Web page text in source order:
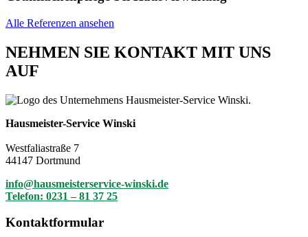
Alle Referenzen ansehen
NEHMEN SIE KONTAKT MIT UNS
AUF
Hausmeister-Service Winski
Westfaliastraße 7
44147 Dortmund
info@hausmeisterservice-winski.de
Telefon: 0231 – 81 37 25
Kontaktformular